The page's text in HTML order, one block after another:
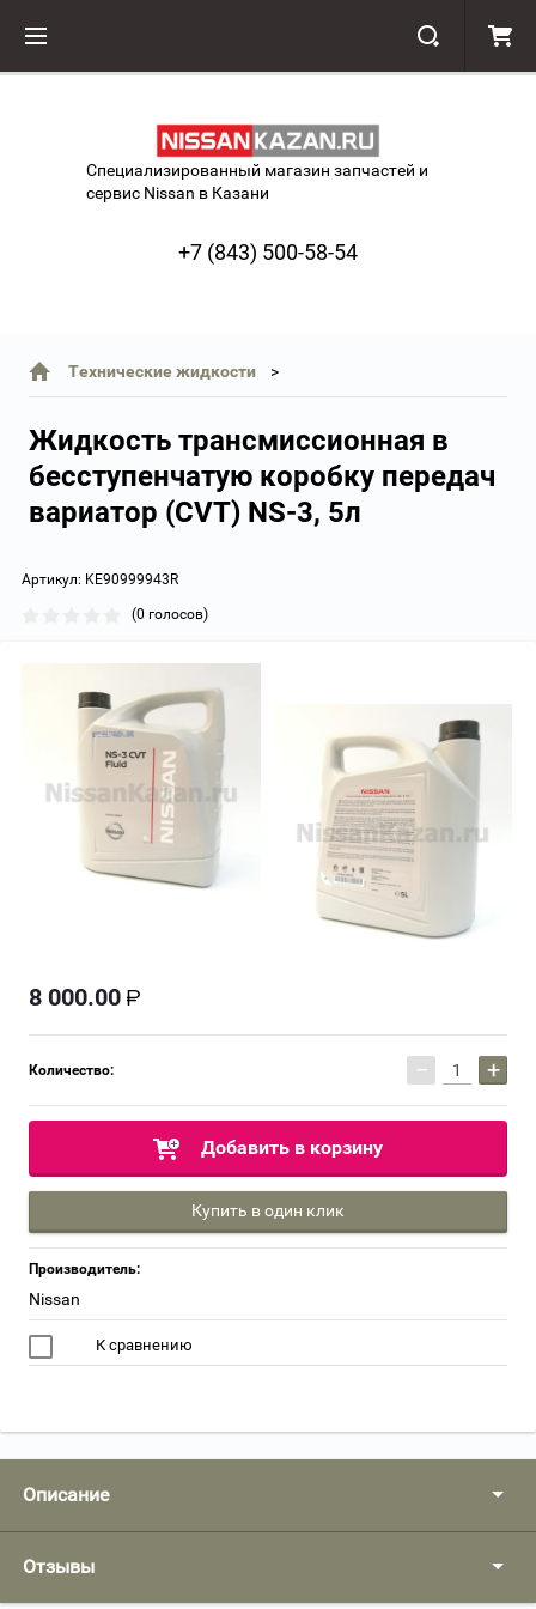
Специализированный магазин запчастей и
сервис Nissan в Казани
+7 (843) 500-58-54
Технические жидкости
Жидкость трансмиссионная в
бесступенчатую коробку передач
вариатор (CVT) NS-3, 5л
Артикул: KE90999943R
(0 голосов)
8 000.00
Количество: − +
Добавить в корзину
Купить в один клик
Производитель:
Nissan
К сравнению
Описание
Отзывы